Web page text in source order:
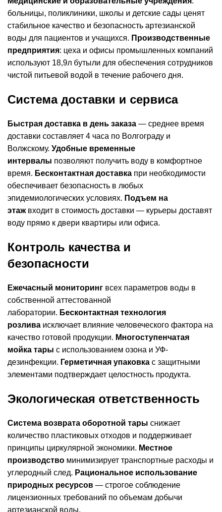
больницы, поликлиники, школы и детские сады ценят
стабильное качество и безопасность артезианской
воды для пациентов и учащихся. Производственные
предприятия: цеха и офисы промышленных компаний
используют 18,9л бутыли для обеспечения сотрудников
чистой питьевой водой в течение рабочего дня.
Система доставки и сервиса
Быстрая доставка в день заказа — среднее время
доставки составляет 4 часа по Волгограду и
Волжскому. Удобные временные
интервалы позволяют получить воду в комфортное
время. Бесконтактная доставка при необходимости
обеспечивает безопасность в любых
эпидемиологических условиях. Подъем на
этажвходит в стоимость доставки — курьеры доставят
воду прямо к двери квартиры или офиса.
Контроль качества и
безопасности
Ежечасный мониторинг всех параметров воды в
собственной аттестованной
лаборатории. Бесконтактная технология
розлива исключает влияние человеческого фактора на
качество готовой продукции. Многоступенчатая
мойка тары с использованием озона и УФ-
дезинфекции. Герметичная упаковка с защитными
элементами подтверждает целостность продукта.
Экологическая ответственность
Система возврата оборотной тары снижает
количество пластиковых отходов и поддерживает
принципы циркулярной экономики. Местное
производство минимизирует транспортные расходы и
углеродный след. Рациональное использование
природных ресурсов — строгое соблюдение
лицензионных требований по объемам добычи
артезианской воды.